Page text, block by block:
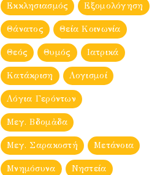
Εκκλησιασμός Εξομολόγηση
Θάνατος Θεία Κοινωνία
Θεός Θυμός Ιατρικά
Κατάκριση Λογισμοί
Λόγια Γερόντων
Μεγ. Βδομἀδα
Μεγ. Σαρακοστή Μετάνοια
Μνημόσυνα Νηστεία